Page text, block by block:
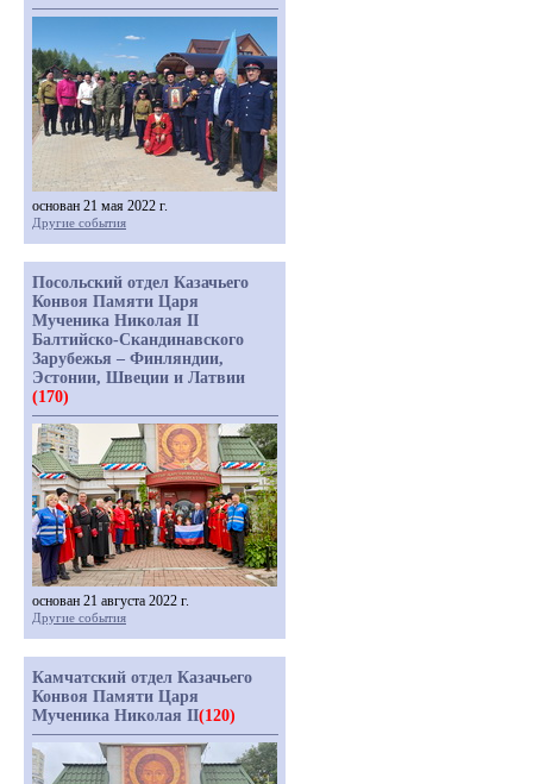
основан 21 мая 2022 г.
Другие события
Посольский отдел Казачьего
Конвоя Памяти Царя
Мученика Николая II
Балтийско-Скандинавского
Зарубежья – Финляндии,
Эстонии, Швеции и Латвии
(170)
основан 21 августа 2022 г.
Другие события
Камчатский отдел Казачьего
Конвоя Памяти Царя
Мученика Николая II(120)